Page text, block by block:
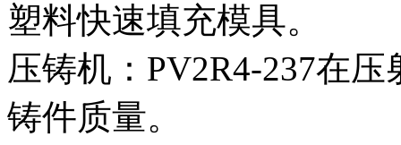
塑料快速填充模具。
压铸机：PV2R4-237在
铸件质量。